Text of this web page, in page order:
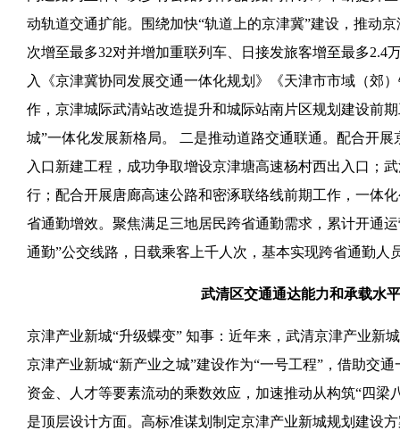
动轨道交通扩能。围绕加快“轨道上的京津冀”建设，推动
次增至最多32对并增加重联列车、日接发旅客增至最多2.4
入《京津冀协同发展交通一体化规划》《天津市市域（郊
作，京津城际武清站改造提升和城际站南片区规划建设前
城”一体化发展新格局。 二是推动道路交通联通。配合开
入口新建工程，成功争取增设京津塘高速杨村西出入口；
行；配合开展唐廊高速公路和密涿联络线前期工作，一体
省通勤增效。聚焦满足三地居民跨省通勤需求，累计开通
通勤”公交线路，日载乘客上千人次，基本实现跨省通勤人
武清区交通通达能力和承载水
京津产业新城“升级蝶变” 知事：近年来，武清京津产业新
京津产业新城“新产业之城”建设作为“一号工程”，借助交
资金、人才等要素流动的乘数效应，加速推动从构筑“四梁
是顶层设计方面。高标准谋划制定京津产业新城规划建设